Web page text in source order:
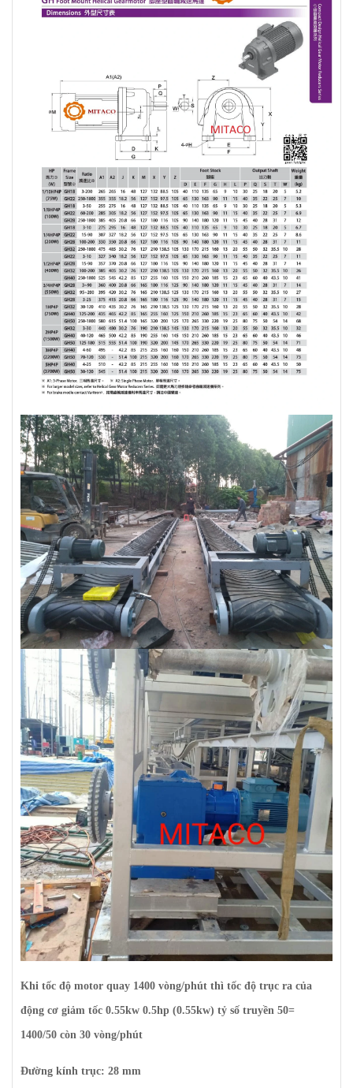
Khi tốc độ motor quay 1400 vòng/phút thì tốc độ trục ra của
động cơ giảm tốc 0.55kw 0.5hp (0.55kw) tỷ số truyền 50=
1400/50 còn 30 vòng/phút
Đường kính trục: 28 mm